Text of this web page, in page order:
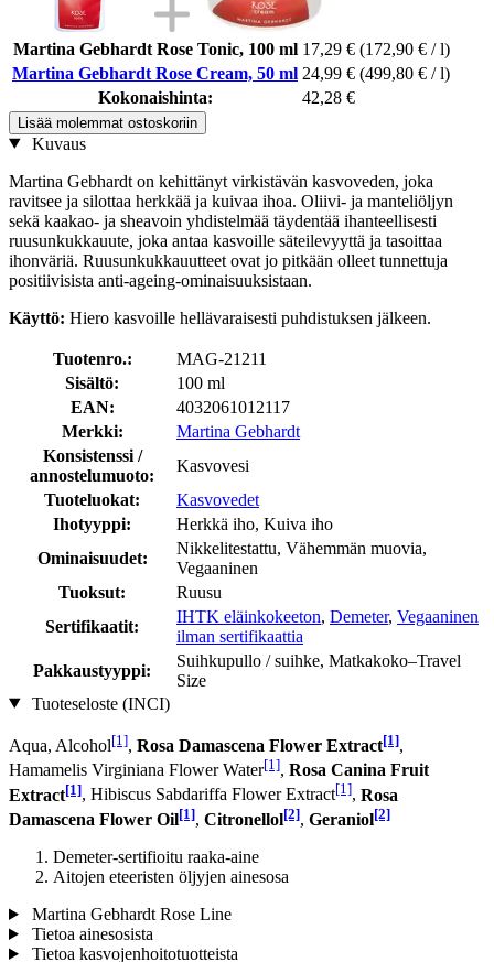
Martina Gebhardt Rose Tonic, 100 ml 17,29 € (172,90 € / l)
Martina Gebhardt Rose Cream, 50 ml 24,99 € (499,80 € / l)
Kokonaishinta:
42,28 €
Lisää molemmat ostoskoriin
Kuvaus
Martina Gebhardt on kehittänyt virkistävän kasvoveden, joka
ravitsee ja silottaa herkkää ja kuivaa ihoa. Oliivi- ja manteliöljyn
sekä kaakao- ja sheavoin yhdistelmää täydentää ihanteellisesti
ruusunkukkauute, joka antaa kasvoille säteilevyyttä ja tasoittaa
ihonväriä. Ruusunkukkauutteet ovat jo pitkään olleet tunnettuja
positiivisista anti-ageing-ominaisuuksistaan.
Käyttö: Hiero kasvoille hellävaraisesti puhdistuksen jälkeen.
Tuotenro.:
MAG-21211
Sisältö:
100 ml
EAN:
4032061012117
Merkki:
Martina Gebhardt
Konsistenssi /
annostelumuoto:
Kasvovesi
Tuoteluokat:
Kasvovedet
Ihotyyppi:
Herkkä iho, Kuiva iho
Ominaisuudet:
Nikkelitestattu, Vähemmän muovia,
Vegaaninen
Tuoksut:
Ruusu
Sertifikaatit:
IHTK eläinkokeeton, Demeter, Vegaaninen
ilman sertifikaattia
Pakkaustyyppi:
Suihkupullo / suihke, Matkakoko–Travel
Size
Tuoteseloste (INCI)
Aqua, Alcohol[1], Rosa Damascena Flower Extract[1],
Hamamelis Virginiana Flower Water[1], Rosa Canina Fruit
Extract[1], Hibiscus Sabdariffa Flower Extract[1], Rosa
Damascena Flower Oil[1], Citronellol[2], Geraniol[2]
Demeter-sertifioitu raaka-aine
Aitojen eteeristen öljyjen ainesosa
Martina Gebhardt Rose Line
Tietoa ainesosista
Tietoa kasvojenhoitotuotteista